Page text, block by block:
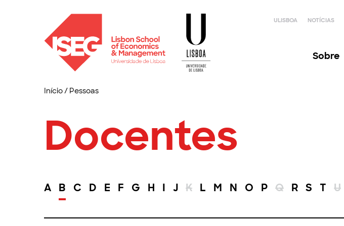
ULISBOA NOTÍCIAS
Sobre
Início/ Pessoas
Docentes
A B C D E F G H I J K L M N O P Q R S T U